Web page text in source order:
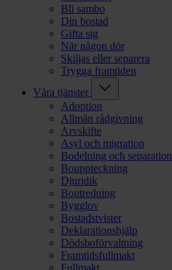
Bli sambo
Din bostad
Gifta sig
När någon dör
Skiljas eller separera
Trygga framtiden
Våra tjänster
Adoption
Allmän rådgivning
Arvskifte
Asyl och migration
Bodelning och separation
Bouppteckning
Djuridik
Boutredning
Bygglov
Bostadstvister
Deklarationshjälp
Dödsboförvaltning
Framtidsfullmakt
Fullmakt